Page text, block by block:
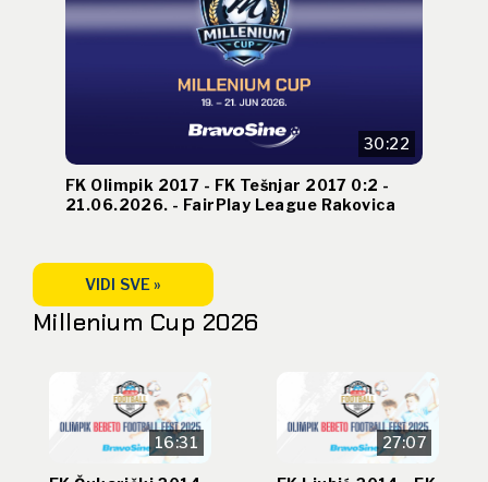
30:22
FK Olimpik 2017 - FK Tešnjar 2017 0:2 -
21.06.2026. - FairPlay League Rakovica
VIDI SVE »
Millenium Cup 2026
16:31 27:07